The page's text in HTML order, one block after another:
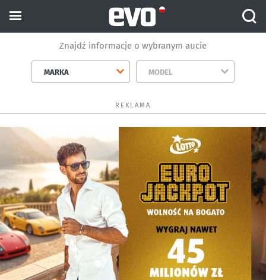
Znajdź informacje o wybranym aucie
MARKA MODEL
REKLAMA